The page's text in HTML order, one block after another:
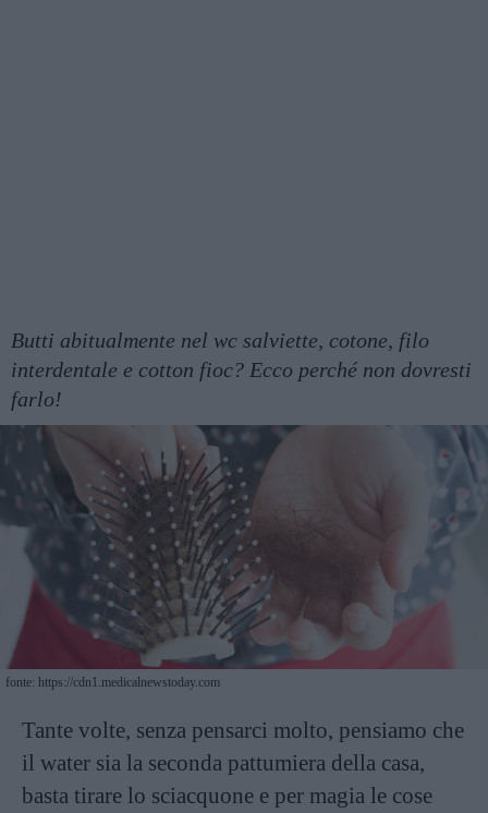
Butti abitualmente nel wc salviette, cotone, filo
interdentale e cotton fioc? Ecco perché non dovresti
farlo!
fonte: https://cdn1.medicalnewstoday.com
Tante volte, senza pensarci molto, pensiamo che
il water sia la seconda pattumiera della casa,
basta tirare lo sciacquone e per magia le cose